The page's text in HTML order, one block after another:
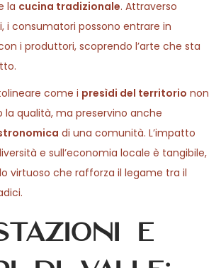
la cucina tradizionale. Attraverso
i consumatori possono entrare in
i produttori, scoprendo l’arte che sta
come i presìdi del territorio non
la qualità, ma preservino anche
di una comunità. L’impatto
e sull’economia locale è tangibile,
virtuoso che rafforza il legame tra il
e